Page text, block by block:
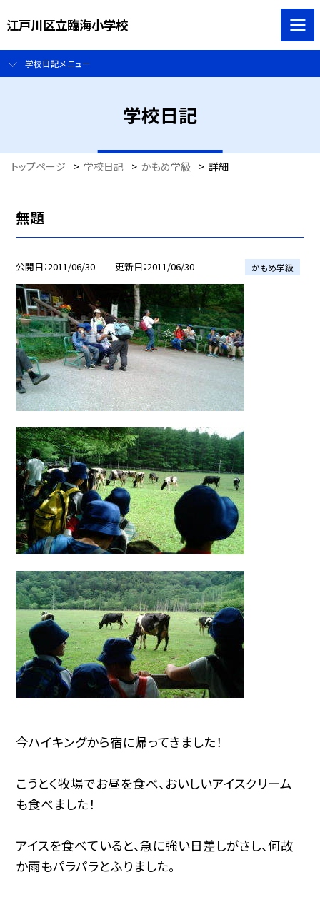
江戸川区立臨海小学校
学校日記メニュー
学校日記
トップページ > 学校日記 > かもめ学級 > 詳細
無題
公開日 2011/06/30 更新日 2011/06/30 かもめ学級
今ハイキングから宿に帰ってきました！
こうとく牧場でお昼を食べ、おいしいアイスクリーム
も食べました！
アイスを食べていると、急に強い日差しがさし、何故
か雨もパラパラとふりました。